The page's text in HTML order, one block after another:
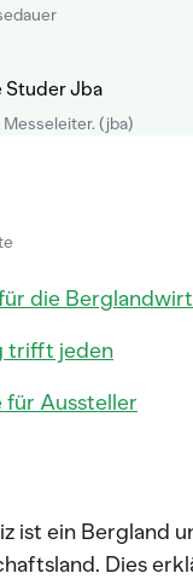
(jba)
die
trifft jeden
Aussteller
ist ein Bergland
Dies